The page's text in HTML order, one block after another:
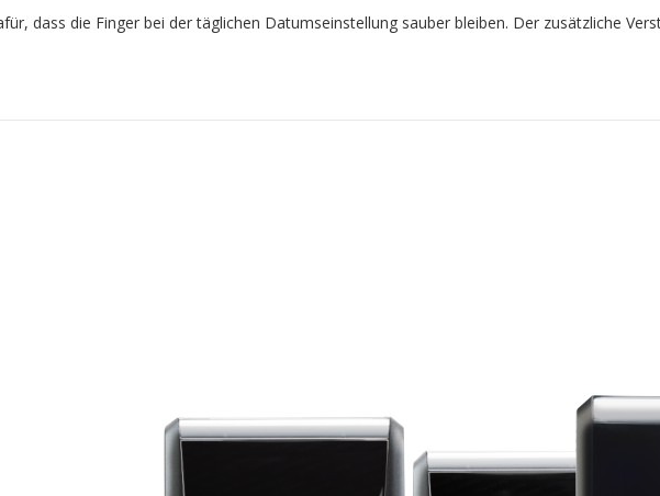
dass die Finger bei der täglichen Datumseinstellung sauber bleiben. Der zusätzliche